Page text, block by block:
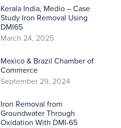
Kerala India, Medio – Case
Study Iron Removal Using
DMI65
March 24, 2025
Mexico & Brazil Chamber of
Commerce
September 29, 2024
Iron Removal from
Groundwater Through
Oxidation With DMI-65